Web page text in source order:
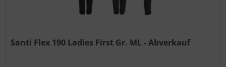
Santi Flex 190 Ladies First Gr. ML - Abverkauf